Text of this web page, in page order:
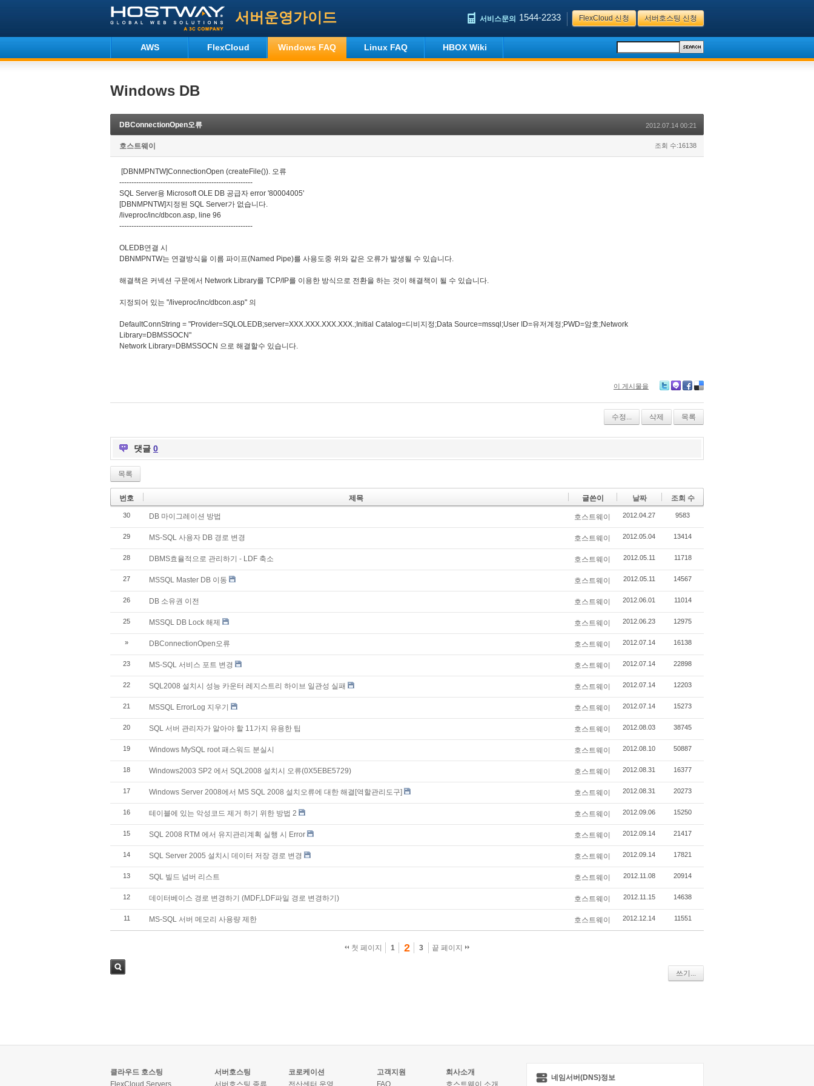
서버운영가이드 서비스문의 1544-2233 FlexCloud 신청 서버호스팅 신청
AWS FlexCloud Windows FAQ Linux FAQ HBOX Wiki
Windows DB
DBConnectionOpen오류 2012.07.14 00:21
호스트웨이 조회 수:16138
[DBNMPNTW]ConnectionOpen (createFile()). 오류
-------------------------------------------------------
SQL Server용 Microsoft OLE DB 공급자 error '80004005'
[DBNMPNTW]지정된 SQL Server가 없습니다.
/liveproc/inc/dbcon.asp, line 96
-------------------------------------------------------
OLEDB연결 시
DBNMPNTW는 연결방식을 이름 파이프(Named Pipe)를 사용도중 위와 같은 오류가 발생될 수 있습니다.
해결책은 커넥션 구문에서 Network Library를 TCP/IP를 이용한 방식으로 전환을 하는 것이 해결책이 될 수 있습니다.
지정되어 있는 "/liveproc/inc/dbcon.asp" 의
DefaultConnString = "Provider=SQLOLEDB;server=XXX.XXX.XXX.XXX.;Initial Catalog=디비지정;Data Source=mssql;User ID=유저계정;PWD=암호;Network
Library=DBMSSOCN"
Network Library=DBMSSOCN 으로 해결할수 있습니다.
이 게시물을
itte
r
e2
y
ce
bo
ok
lici
ou
s
수정... 삭제 목록
댓글 0
목록
번호 제목 글쓴이 날짜 조회 수
30 DB 마이그레이션 방법 호스트웨이 2012.04.27 9583
29 MS-SQL 사용자 DB 경로 변경 호스트웨이 2012.05.04 13414
28 DBMS효율적으로 관리하기 - LDF 축소 호스트웨이 2012.05.11 11718
27 MSSQL Master DB 이동 호스트웨이 2012.05.11 14567
26 DB 소유권 이전 호스트웨이 2012.06.01 11014
25 MSSQL DB Lock 해제 호스트웨이 2012.06.23 12975
» DBConnectionOpen오류 호스트웨이 2012.07.14 16138
23 MS-SQL 서비스 포트 변경 호스트웨이 2012.07.14 22898
22 SQL2008 설치시 성능 카운터 레지스트리 하이브 일관성 실패 호스트웨이 2012.07.14 12203
21 MSSQL ErrorLog 지우기 호스트웨이 2012.07.14 15273
20 SQL 서버 관리자가 알아야 할 11가지 유용한 팁 호스트웨이 2012.08.03 38745
19 Windows MySQL root 패스워드 분실시 호스트웨이 2012.08.10 50887
18 Windows2003 SP2 에서 SQL2008 설치시 오류(0X5EBE5729) 호스트웨이 2012.08.31 16377
17 Windows Server 2008에서 MS SQL 2008 설치오류에 대한 해결[역할관리도구] 호스트웨이 2012.08.31 20273
16 테이블에 있는 악성코드 제거 하기 위한 방법 2 호스트웨이 2012.09.06 15250
15 SQL 2008 RTM 에서 유지관리계획 실행 시 Error 호스트웨이 2012.09.14 21417
14 SQL Server 2005 설치시 데이터 저장 경로 변경 호스트웨이 2012.09.14 17821
13 SQL 빌드 넘버 리스트 호스트웨이 2012.11.08 20914
12 데이터베이스 경로 변경하기 (MDF,LDF파일 경로 변경하기) 호스트웨이 2012.11.15 14638
11 MS-SQL 서버 메모리 사용량 제한 호스트웨이 2012.12.14 11551
첫 페이지 1 2 3 끝 페이지
쓰기...
클라우드 호스팅
FlexCloud Servers
서버호스팅
서버호스팅 종류
코로케이션
전산센터 운영
고객지원
FAQ
회사소개
호스트웨이 소개
네임서버(DNS)정보